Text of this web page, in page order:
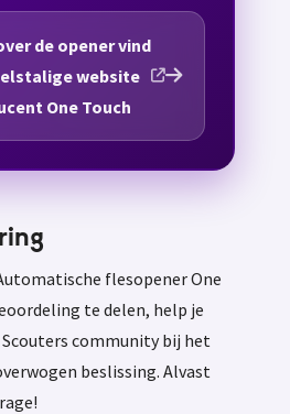
de opener vind
website
One Touch
flesopener One
te delen, help je
Scouters community bij het
beslissing. Alvast